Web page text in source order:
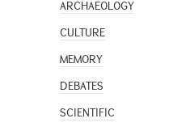
ARCHAEOLOGY
CULTURE
MEMORY
DEBATES
SCIENTIFIC